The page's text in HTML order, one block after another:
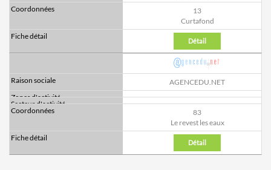
13
Curtafond
Détail
AGENCEDU.NET
83
Le revest les eaux
Détail